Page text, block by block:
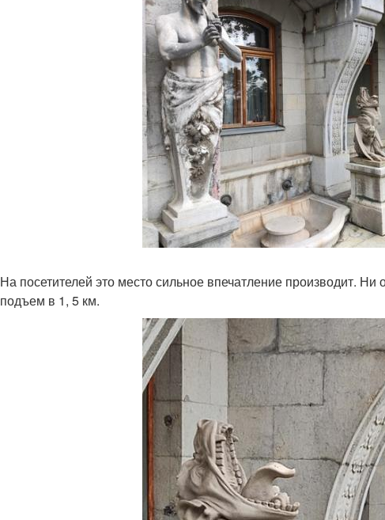
На посетителей это место сильное впечатление производит.
подъем в 1, 5 км.